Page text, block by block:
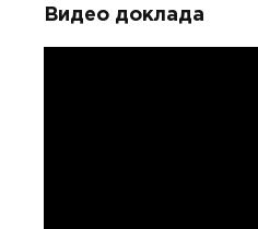
Видео доклада